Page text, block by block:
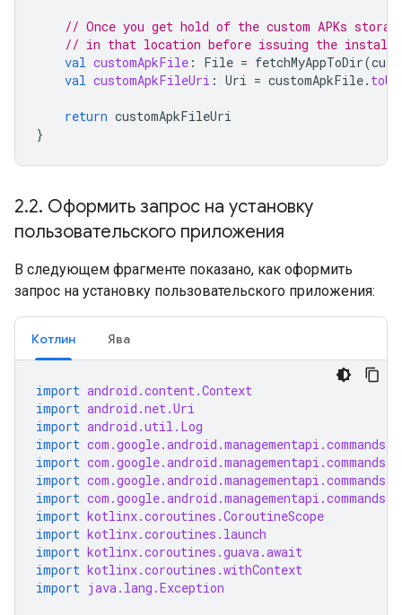
// Once you get hold of the custom APKs
// in that location before issuing the install
val customApkFile : File = fetchMyAppToDir(
val customApkFileUri : Uri = customApkFile.
return customApkFileUri
}
2.2. Оформить запрос на установку
пользовательского приложения
В следующем фрагменте показано, как оформить
запрос на установку пользовательского приложения:
Котлин Ява
import android.content.Context
import android.net.Uri
import android.util.Log
import
import
import
import
import kotlinx.coroutines.CoroutineScope
import kotlinx.coroutines.launch
import kotlinx.coroutines.guava.await
import kotlinx.coroutines.withContext
import java.lang.Exception